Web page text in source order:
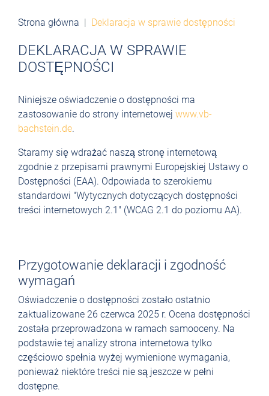
Strona główna Deklaracja w sprawie dostępności
DEKLARACJA W SPRAWIE
DOSTĘPNOŚCI
Niniejsze oświadczenie o dostępności ma
zastosowanie do strony internetowej www.vb-
bachstein.de.
Staramy się wdrażać naszą stronę internetową
zgodnie z przepisami prawnymi Europejskiej Ustawy o
Dostępności (EAA). Odpowiada to szerokiemu
standardowi "Wytycznych dotyczących dostępności
treści internetowych 2.1" (WCAG 2.1 do poziomu AA).
Przygotowanie deklaracji i zgodność
wymagań
Oświadczenie o dostępności zostało ostatnio
zaktualizowane 26 czerwca 2025 r. Ocena dostępności
została przeprowadzona w ramach samooceny. Na
podstawie tej analizy strona internetowa tylko
częściowo spełnia wyżej wymienione wymagania,
ponieważ niektóre treści nie są jeszcze w pełni
dostępne.